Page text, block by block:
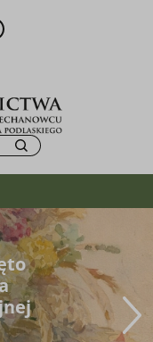
Otwórz opcje WCAG
fraza zostanie
Szukaj